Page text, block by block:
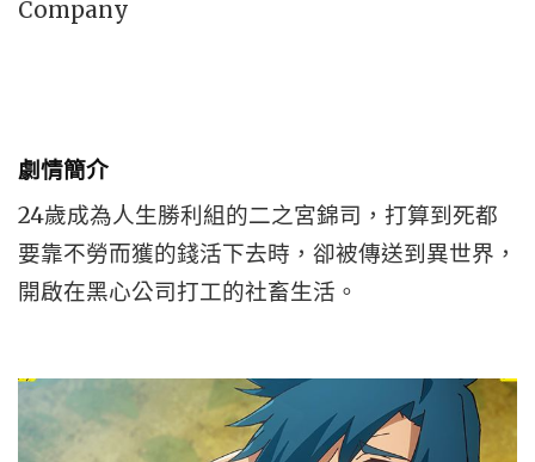
Company
劇情簡介
24歲成為人生勝利組的二之宮錦司，打算到死都
要靠不勞而獲的錢活下去時，卻被傳送到異世界，
開啟在黑心公司打工的社畜生活。